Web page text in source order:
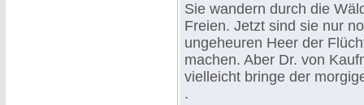
Sie wandern durch die
Freien. Jetzt sind sie nur
ungeheuren Heer der
machen. Aber Dr. von
vielleicht bringe der
.